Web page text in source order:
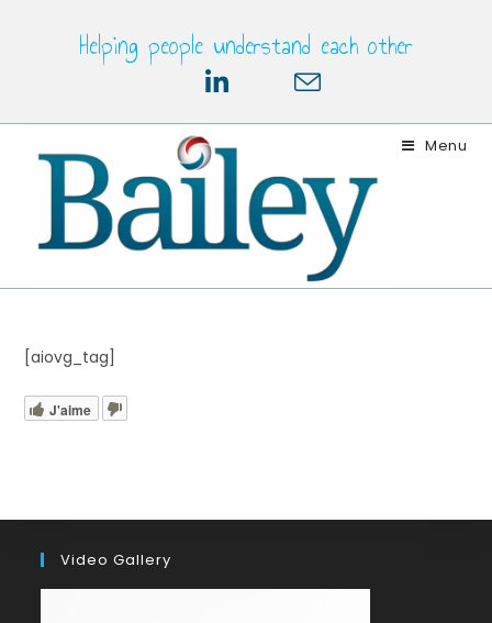
Helping people understand each other
Menu
[aiovg_tag]
J'aime
Video Gallery